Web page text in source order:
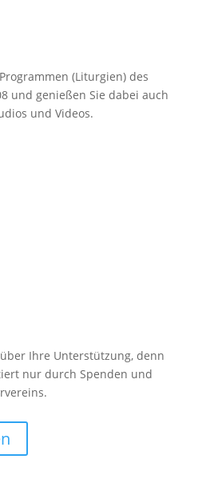
(Liturgien) des
und genießen Sie dabei auch
und Videos.
Ihre Unterstützung, denn
nur durch Spenden und